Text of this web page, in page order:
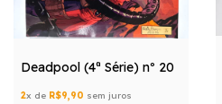
Deadpool (4ª Série) nº 20
2x de R$9,90 sem juros